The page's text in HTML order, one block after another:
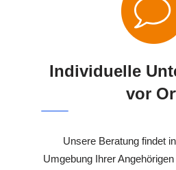
Individuelle
vor
Unsere Beratung findet
Umgebung Ihrer